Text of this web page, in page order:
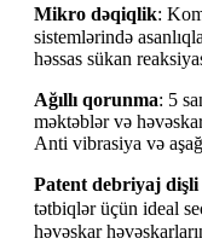
Mikro dəqiqlik:
sistemlərində
həssas sükan
Ağıllı qorunma: 5
məktəblər və
Anti vibrasiya və
Patent debriyaj dişli
tətbiqlər üçün ideal
həvəskar